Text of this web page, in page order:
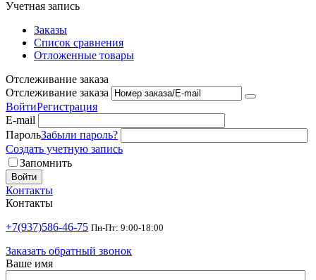
Учетная запись
Заказы
Список сравнения
Отложенные товары
Отслеживание заказа
Отслеживание заказа
ВойтиРегистрация
E-mail
ПарольЗабыли пароль?
Создать учетную запись
Запомнить
Войти
Контакты
Контакты
+7(937)586-46-75 Пн-Пт: 9:00-18:00
Заказать обратный звонок
Ваше имя